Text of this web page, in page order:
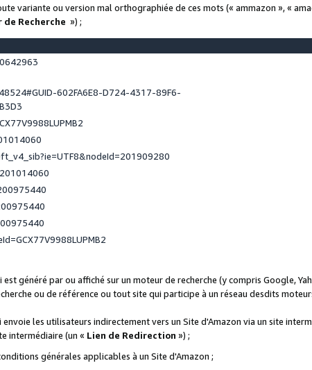
variante ou version mal orthographiée de ces mots (« ammazon », «
Recherche ») ;
602FA6E8-D724-4317-89F6-
généré par ou affiché sur un moteur de recherche (y compris Google,
ou de référence ou tout site qui participe à un réseau desdits
les utilisateurs indirectement vers un Site d'Amazon via un site
intermédiaire (un « Lien de Redirection ») ;
générales applicables à un Site d'Amazon ;